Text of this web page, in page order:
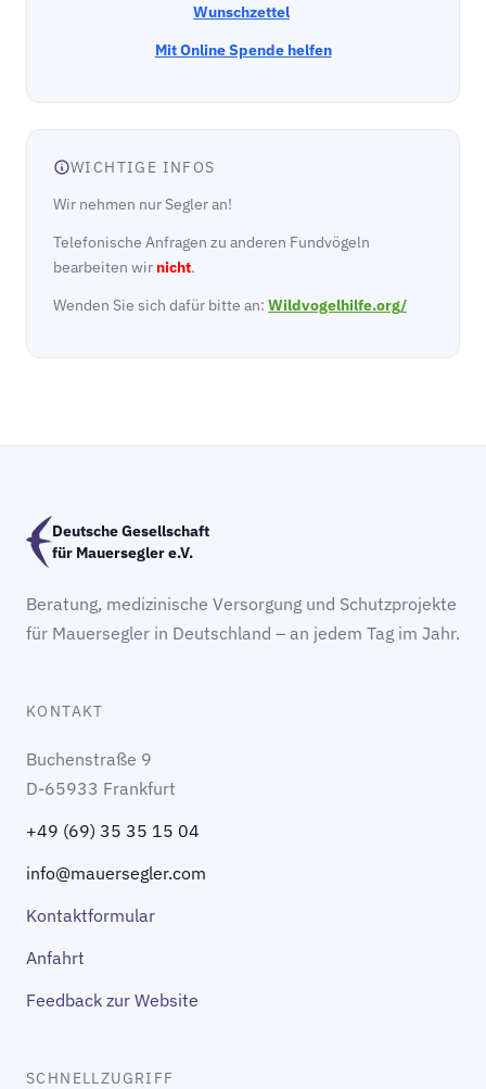
Wunschzettel
Mit Online Spende helfen
WICHTIGE INFOS
Wir nehmen nur Segler an!
Telefonische Anfragen zu anderen Fundvögeln
bearbeiten wir nicht.
Wenden Sie sich dafür bitte an: Wildvogelhilfe.org/
Deutsche Gesellschaft
für Mauersegler e.V.
Beratung, medizinische Versorgung und Schutzprojekte
für Mauersegler in Deutschland – an jedem Tag im Jahr.
KONTAKT
Buchenstraße 9
D-65933 Frankfurt
+49 (69) 35 35 15 04
info@mauersegler.com
Kontaktformular
Anfahrt
Feedback zur Website
SCHNELLZUGRIFF